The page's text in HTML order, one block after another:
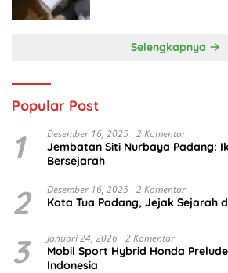
Selengkapnya
Popular Post
1 Desember 16, 2025 2 Komentar
Jembatan Siti Nurbaya Padang:
Bersejarah
2 Desember 16, 2025 2 Komentar
Kota Tua Padang, Jejak Sejarah
3 Januari 24, 2026 2 Komentar
Mobil Sport Hybrid Honda
Indonesia